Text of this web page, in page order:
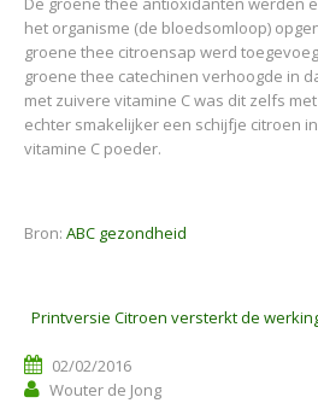
het organisme (de bloedsomloop)
groene thee citroensap werd
groene thee catechinen verhoogde in
met zuivere vitamine C was dit zelfs
echter smakelijker een schijfje citroen
vitamine C poeder.
Bron: ABC gezondheid
Printversie Citroen versterkt de
02/02/2016
Wouter de Jong